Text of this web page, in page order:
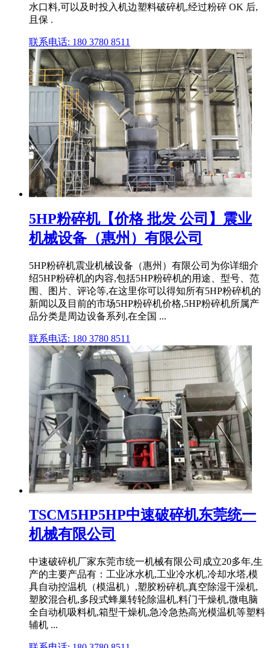
水口料,可以及时投入机边塑料破碎机,经过粉碎 OK 后,
且保 .
联系电话: 180 3780 8511
5HP粉碎机【价格 批发 公司】震业
机械设备（惠州）有限公司
5HP粉碎机震业机械设备（惠州）有限公司为你详细介
绍5HP粉碎机的内容,包括5HP粉碎机的用途、型号、范
围、图片、评论等,在这里你可以得知所有5HP粉碎机的
新闻以及目前的市场5HP粉碎机价格,5HP粉碎机所属产
品分类是周边设备系列,在全国 ...
联系电话: 180 3780 8511
TSCM5HP5HP中速破碎机东莞统一
机械有限公司
中速破碎机厂家东莞市统一机械有限公司成立20多年,生
产的主要产品有：工业冰水机,工业冷水机,冷却水塔,模
具自动控温机（模温机）,塑胶粉碎机,真空除湿干澡机,
塑胶混合机,多段式蜂巢转轮除温机,料门干燥机,微电脑
全自动机吸料机,箱型干燥机,急冷急热高光模温机等塑料
辅机 ...